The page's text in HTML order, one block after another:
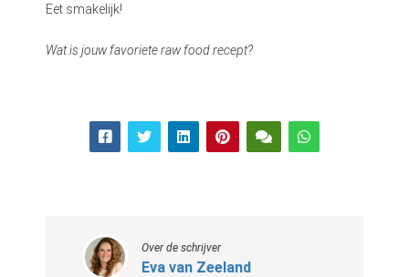
Eet smakelijk!
Wat is jouw favoriete raw food recept?
Over de schrijver
Eva van Zeeland